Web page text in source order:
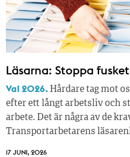
Läsarna: Stoppa
Val 2026. Hårdare tag mot
efter ett långt arbetsliv och
arbete. Det är några av de
Transportarbetarens
17 JUNI, 2026